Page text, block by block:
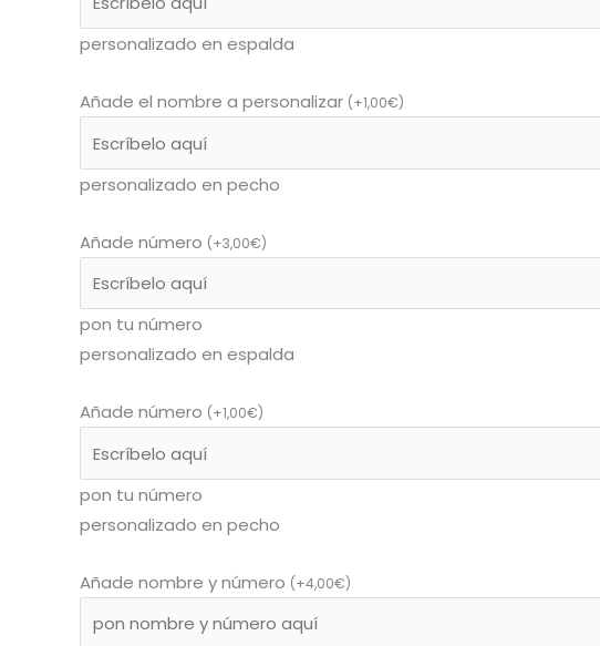
personalizado en espalda
Añade el nombre a personalizar (+1,00€)
personalizado en pecho
Añade número (+3,00€)
pon tu número
personalizado en espalda
Añade número (+1,00€)
pon tu número
personalizado en pecho
Añade nombre y número (+4,00€)